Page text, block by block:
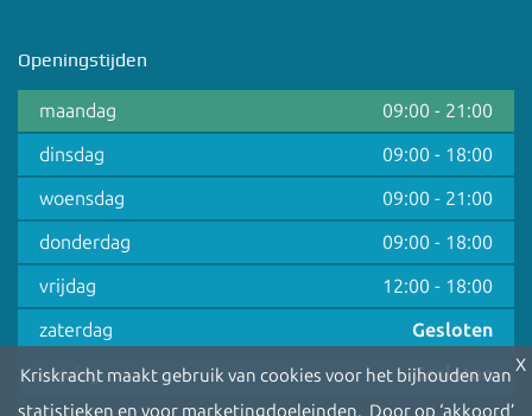
Openingstijden
maandag 09:00 - 21:00
dinsdag
09:00 - 18:00
woensdag
09:00 - 21:00
donderdag
09:00 - 18:00
vrijdag
12:00 - 18:00
zaterdag
Gesloten
zondag
Gesloten
Kriskracht maakt gebruik van cookies voor het bijhouden van
statistieken en voor marketingdoeleinden. Door op ‘akkoord’
X